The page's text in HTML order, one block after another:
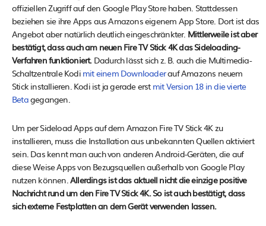
offiziellen Zugriff auf den Google Play Store haben. Stattdessen
beziehen sie ihre Apps aus Amazons eigenem App Store. Dort ist das
Angebot aber natürlich deutlich eingeschränkter. Mittlerweile ist aber
bestätigt, dass auch am neuen Fire TV Stick 4K das Sideloading-
Verfahren funktioniert.Dadurch lässt sich z. B. auch die Multimedia-
Schaltzentrale Kodi mit einem Downloaderauf Amazons neuem
Stick installieren. Kodi ist ja gerade erst mit Version 18 in die vierte
Betagegangen.
Um per Sideload Apps auf dem Amazon Fire TV Stick 4K zu
installieren, muss die Installation aus unbekannten Quellen aktiviert
sein. Das kennt man auch von anderen Android-Geräten, die auf
diese Weise Apps von Bezugsquellen außerhalb von Google Play
nutzen können. Allerdings ist das aktuell nicht die einzige positive
Nachricht rund um den Fire TV Stick 4K. So ist auch bestätigt, dass
sich externe Festplatten an dem Gerät verwenden lassen.